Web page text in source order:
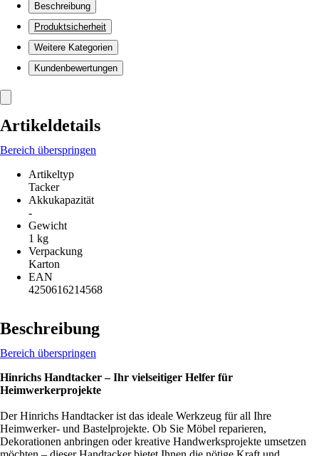
Beschreibung
Produktsicherheit
Weitere Kategorien
Kundenbewertungen
Artikeldetails
Bereich überspringen
Artikeltyp
Tacker
Akkukapazität
-
Gewicht
1 kg
Verpackung
Karton
EAN
4250616214568
Beschreibung
Bereich überspringen
Hinrichs Handtacker – Ihr vielseitiger Helfer für
Heimwerkerprojekte
Der Hinrichs Handtacker ist das ideale Werkzeug für all Ihre
Heimwerker- und Bastelprojekte. Ob Sie Möbel reparieren,
Dekorationen anbringen oder kreative Handwerksprojekte umsetzen